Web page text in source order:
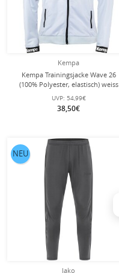
Kempa
Kempa Trainingsjacke Wave 26
(100% Polyester, elastisch) weiss
Kinder
UVP: 54,99€
38,50€
Jako
NEU